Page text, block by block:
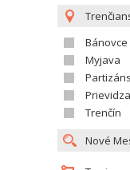
Bánovce nad
Myjava
Prievidza
Trenčín